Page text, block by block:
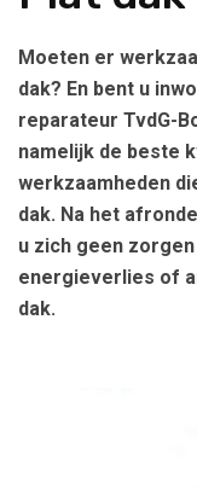
Moeten er
dak? En bent u
reparateur TvdG-
namelijk de beste
werkzaamheden
dak. Na het
u zich geen
energieverlies of
dak.